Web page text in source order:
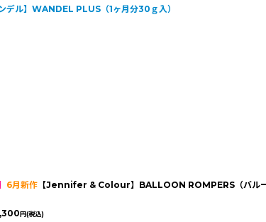
ンデル】WANDEL PLUS（1ヶ月分30ｇ入）
6月新作 【Jennifer & Colour】BALLOON ROMPERS（バル
円(税込)